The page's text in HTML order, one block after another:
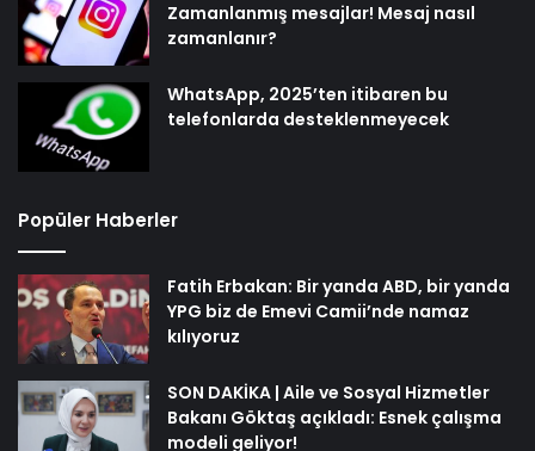
Zamanlanmış mesajlar! Mesaj nasıl
zamanlanır?
WhatsApp, 2025’ten itibaren bu
telefonlarda desteklenmeyecek
Popüler Haberler
Fatih Erbakan: Bir yanda ABD, bir yanda
YPG biz de Emevi Camii’nde namaz
kılıyoruz
SON DAKİKA | Aile ve Sosyal Hizmetler
Bakanı Göktaş açıkladı: Esnek çalışma
modeli geliyor!